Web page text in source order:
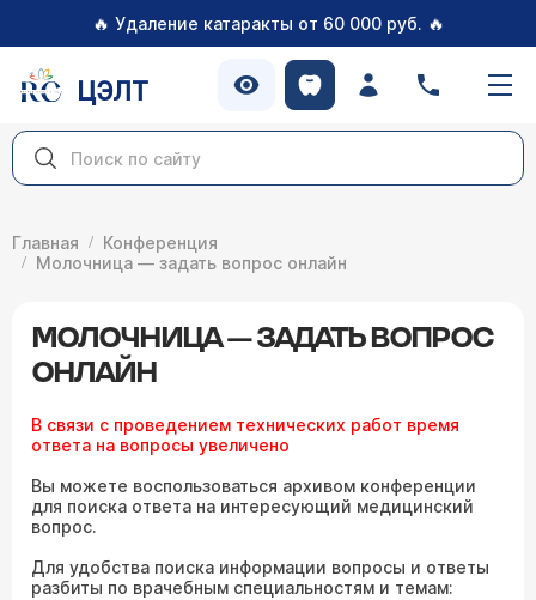
🔥 Удаление катаракты от 60 000 руб. 🔥
ЦЭЛТ
Главная
Конференция
Молочница — задать вопрос онлайн
МОЛОЧНИЦА — ЗАДАТЬ ВОПРОС
ОНЛАЙН
В связи с проведением технических работ время
ответа на вопросы увеличено
Вы можете воспользоваться архивом конференции
для поиска ответа на интересующий медицинский
вопрос.
Для удобства поиска информации вопросы и ответы
разбиты по врачебным специальностям и темам: